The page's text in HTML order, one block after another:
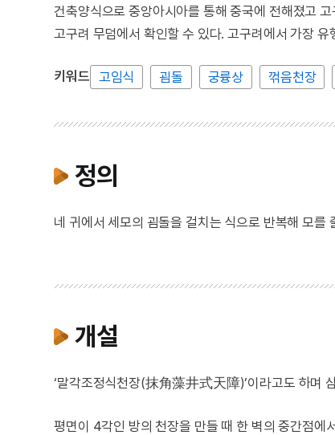
건축양식으로 중앙아시아를 통해 중국에 전해졌고
고구려 무덤에서 확인할 수 있다. 고구려에서 가장
키워드 고임식 굄돌 궁륭상 꺾음천장
정의
네 귀에서 세모의 굄돌을 걸치는 식으로 반복해 모
개설
‘말각조정식천장(抹角藻井式天障)’이라고도 하며
평면이 4각인 방의 천장을 만들 때 한 벽의 중간점에